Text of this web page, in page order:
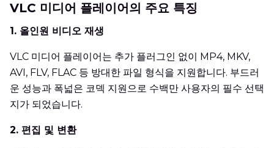
VLC 미디어 플레이어의 주요 특징
1. 올인원 비디오 재생
VLC 미디어 플레이어는 추가 플러그인 없이 MP4, MKV,
AVI, FLV, FLAC 등 방대한 파일 형식을 지원합니다. 부드러
운 성능과 폭넓은 코덱 지원으로 수백만 사용자의 필수 선택
지가 되었습니다.
2. 편집 및 변환